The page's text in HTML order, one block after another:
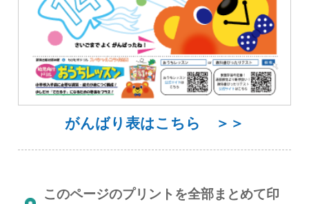
がんばり表はこちら ＞＞
このページのプリントを全部まとめて印